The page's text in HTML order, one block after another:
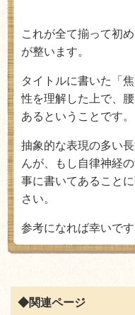
これが全て揃って初
が整います。
タイトルに書いた「
性を理解した上で、
あるということです。
抽象的な表現の多い
んが、もし自律神経
事に書いてあること
さい。
参考になれば幸いです
◆関連ページ